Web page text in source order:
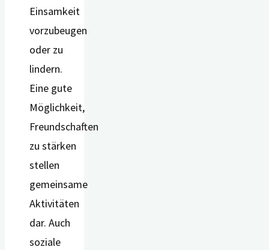
Einsamkeit
vorzubeugen
oder zu
lindern.
Eine gute
Möglichkeit,
Freundschaften
zu stärken
stellen
gemeinsame
Aktivitäten
dar. Auch
soziale